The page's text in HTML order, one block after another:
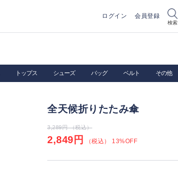
ログイン 会員登録
検索
トップス シューズ バッグ ベルト その他
全天候折りたたみ傘
3,289円 （税込）
2,849円 （税込） 13%OFF